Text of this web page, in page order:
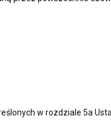
w rozdziale 5a